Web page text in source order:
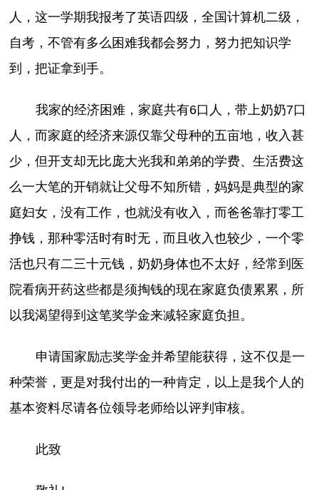
人，这一学期我报考了英语四级，全国计算机二级，
自考，不管有多么困难我都会努力，努力把知识学
到，把证拿到手。
我家的经济困难，家庭共有6口人，带上奶奶7口
人，而家庭的经济来源仅靠父母种的五亩地，收入甚
少，但开支却无比庞大光我和弟弟的学费、生活费这
么一大笔的开销就让父母不知所错，妈妈是典型的家
庭妇女，没有工作，也就没有收入，而爸爸靠打零工
挣钱，那种零活时有时无，而且收入也较少，一个零
活也只有二三十元钱，奶奶身体也不太好，经常到医
院看病开药这些都是须掏钱的现在家庭负债累累，所
以我渴望得到这笔奖学金来减轻家庭负担。
申请国家励志奖学金并希望能获得，这不仅是一
种荣誉，更是对我付出的一种肯定，以上是我个人的
基本资料尽请各位领导老师给以评判审核。
此致